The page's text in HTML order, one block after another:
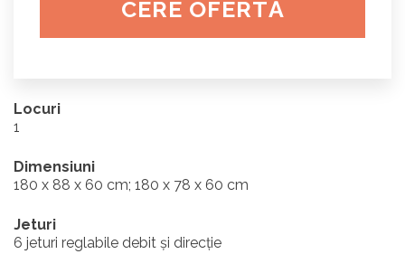
CERE OFERTĂ
Locuri
1
Dimensiuni
180 x 88 x 60 cm; 180 x 78 x 60 cm
Jeturi
6 jeturi reglabile debit și direcție